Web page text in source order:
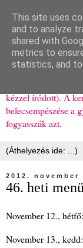
Ízőrző
Kisgyerekes
bemutató receptjei
elhagyom) és
kézzel íródott). A
belecsempészése a
fogyasszák azt.
2012. november
46. heti menü
November 12.,
November 13.,
This site uses
and to analyze
shared with
metrics to
statistics, and